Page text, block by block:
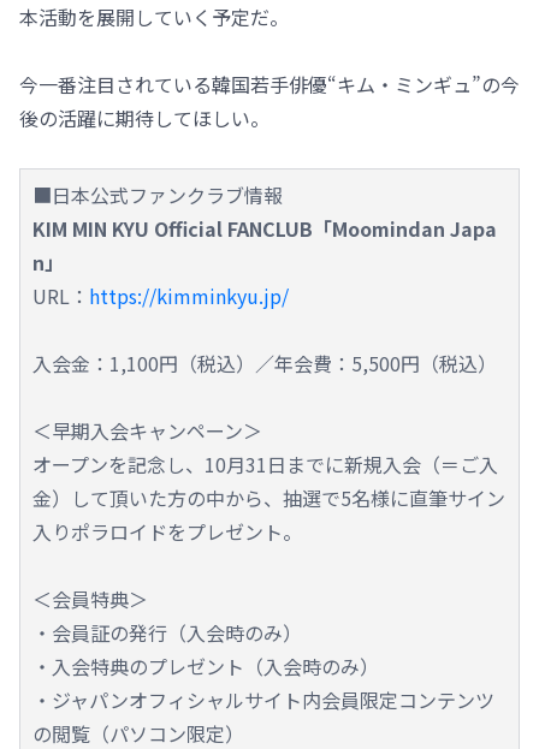
本活動を展開していく予定だ。
今一番注目されている韓国若手俳優“キム・ミンギュ”の今
後の活躍に期待してほしい。
■日本公式ファンクラブ情報
KIM MIN KYU Official FANCLUB「Moomindan Japa
n」
URL： https://kimminkyu.jp/
入会金：1,100円（税込）／年会費：5,500円（税込）
＜早期入会キャンペーン＞
オープンを記念し、10月31日までに新規入会（＝ご入
金）して頂いた方の中から、抽選で5名様に直筆サイン
入りポラロイドをプレゼント。
＜会員特典＞
・会員証の発行（入会時のみ）
・入会特典のプレゼント（入会時のみ）
・ジャパンオフィシャルサイト内会員限定コンテンツ
の閲覧（パソコン限定）